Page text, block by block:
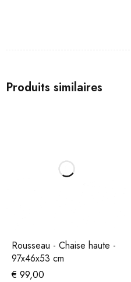
Produits similaires
Rousseau - Chaise haute -
97x46x53 cm
€ 99,00